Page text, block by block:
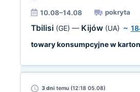
10.08–14.08 pokryta
Tbilisi (GE) — Kijów (UA) ~
towary konsumpcyjne w
3 dnitemu (12:18 05.08)